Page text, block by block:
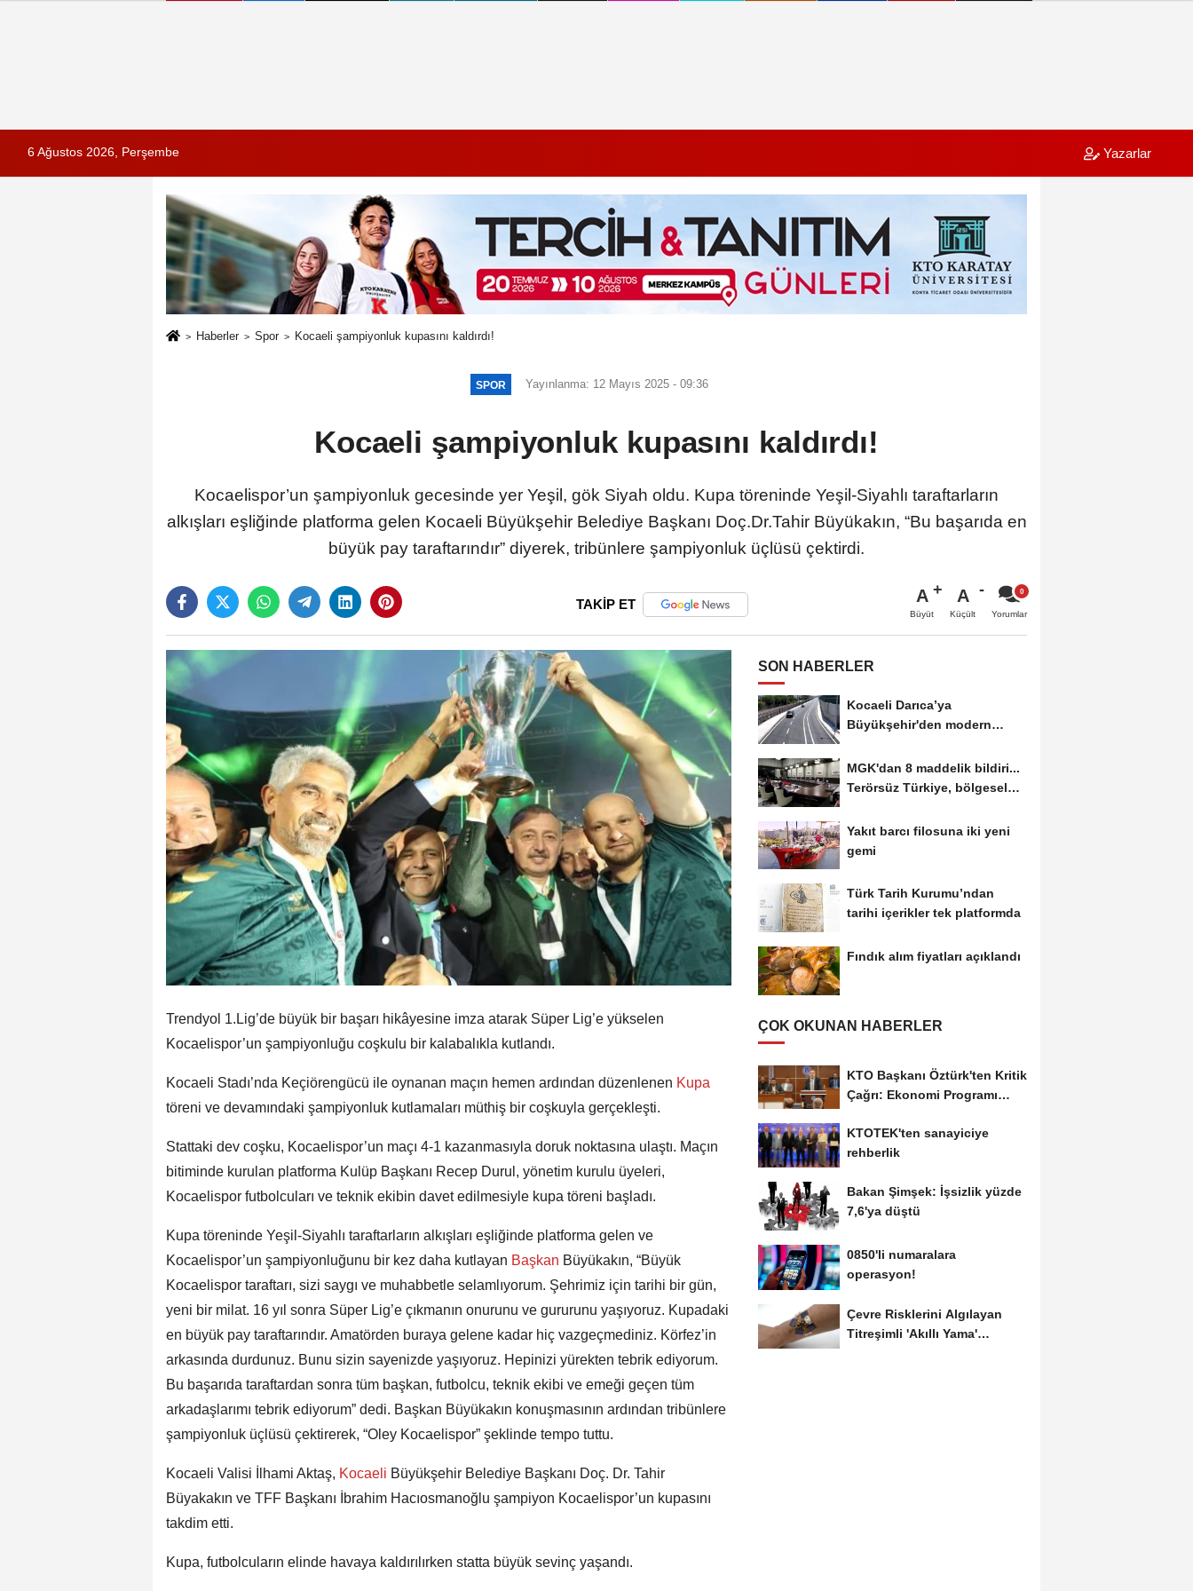
6 Ağustos 2026, Perşembe Yazarlar
Haberler Spor Kocaeli şampiyonluk kupasını kaldırdı!
SPOR Yayınlanma: 12 Mayıs 2025 - 09:36
Kocaeli şampiyonluk kupasını kaldırdı!
Kocaelispor’un şampiyonluk gecesinde yer Yeşil, gök Siyah oldu. Kupa töreninde Yeşil-Siyahlı taraftarların
alkışları eşliğinde platforma gelen Kocaeli Büyükşehir Belediye Başkanı Doç.Dr.Tahir Büyükakın, “Bu başarıda en
büyük pay taraftarındır” diyerek, tribünlere şampiyonluk üçlüsü çektirdi.
TAKİP ET A
Büyüt
A
Küçült Yorumlar
Trendyol 1.Lig’de büyük bir başarı hikâyesine imza atarak Süper Lig’e yükselen
Kocaelispor’un şampiyonluğu coşkulu bir kalabalıkla kutlandı.
Kocaeli Stadı’nda Keçiörengücü ile oynanan maçın hemen ardından düzenlenen Kupa
töreni ve devamındaki şampiyonluk kutlamaları müthiş bir coşkuyla gerçekleşti.
Stattaki dev coşku, Kocaelispor’un maçı 4-1 kazanmasıyla doruk noktasına ulaştı. Maçın
bitiminde kurulan platforma Kulüp Başkanı Recep Durul, yönetim kurulu üyeleri,
Kocaelispor futbolcuları ve teknik ekibin davet edilmesiyle kupa töreni başladı.
Kupa töreninde Yeşil-Siyahlı taraftarların alkışları eşliğinde platforma gelen ve
Kocaelispor’un şampiyonluğunu bir kez daha kutlayan Başkan Büyükakın, “Büyük
Kocaelispor taraftarı, sizi saygı ve muhabbetle selamlıyorum. Şehrimiz için tarihi bir gün,
yeni bir milat. 16 yıl sonra Süper Lig’e çıkmanın onurunu ve gururunu yaşıyoruz. Kupadaki
en büyük pay taraftarındır. Amatörden buraya gelene kadar hiç vazgeçmediniz. Körfez’in
arkasında durdunuz. Bunu sizin sayenizde yaşıyoruz. Hepinizi yürekten tebrik ediyorum.
Bu başarıda taraftardan sonra tüm başkan, futbolcu, teknik ekibi ve emeği geçen tüm
arkadaşlarımı tebrik ediyorum” dedi. Başkan Büyükakın konuşmasının ardından tribünlere
şampiyonluk üçlüsü çektirerek, “Oley Kocaelispor” şeklinde tempo tuttu.
Kocaeli Valisi İlhami Aktaş, Kocaeli Büyükşehir Belediye Başkanı Doç. Dr. Tahir
Büyakakın ve TFF Başkanı İbrahim Hacıosmanoğlu şampiyon Kocaelispor’un kupasını
takdim etti.
Kupa, futbolcuların elinde havaya kaldırılırken statta büyük sevinç yaşandı.
SON HABERLER
Kocaeli Darıca’ya
Büyükşehir'den modern
MGK'dan 8 maddelik bildiri...
Terörsüz Türkiye, bölgesel
Yakıt barcı filosuna iki yeni
gemi
Türk Tarih Kurumu’ndan
tarihi içerikler tek platformda
Fındık alım fiyatları açıklandı
ÇOK OKUNAN HABERLER
KTO Başkanı Öztürk'ten Kritik
Çağrı: Ekonomi Programı
KTOTEK'ten sanayiciye
rehberlik
Bakan Şimşek: İşsizlik yüzde
7,6'ya düştü
0850'li numaralara
operasyon!
Çevre Risklerini Algılayan
Titreşimli 'Akıllı Yama'